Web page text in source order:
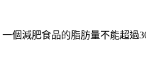
一個減肥食品的脂肪量不能超過